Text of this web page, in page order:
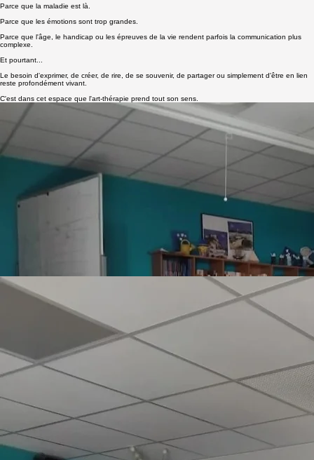
Next
Quand les mots ne suffisent plus, l'art ouvre un chemin ....
Il existe des moments où les mots deviennent difficiles.
Parce que la maladie est là.
Parce que les émotions sont trop grandes.
Parce que l'âge, le handicap ou les épreuves de la vie rendent parfois la communication plus
complexe.
Et pourtant...
Le besoin d'exprimer, de créer, de rire, de se souvenir, de partager ou simplement d'être en lien
C'est dans cet espace que l'art-thérapie prend tout son sens.
❤️ Ce que j'observe
Au fil des ateliers, je vois des choses extraordinaires.
Une résidente qui retrouve l'envie de chanter.
Un sourire qui apparaît là où il n'y en avait plus.
Des sons, des gestes, une présence retrouvée.
Je ne cherche pas la performance artistique.
Je cherche ces instants précieux où chacun peut redevenir acteur de sa propre histoire, à sa
🌿 À qui s'adressent mes ateliers ?
Créer du lien.
Stimuler les capacités préservées.
Favoriser l'expression émotionnelle.
Apporter de la joie, du jeu et de la créativité.
Offrir un espace où chaque personne est accueillie telle qu'elle est.
🧸 Enfants hospitalisés
Parce que jouer, imaginer et créer permet parfois de retrouver un espace de liberté malgré la